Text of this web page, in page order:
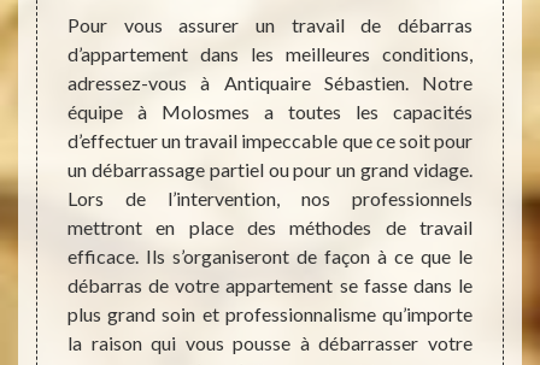
plus
vos
de
des
la
être
se
Pour vous assurer un travail de débarras
d’appartement dans les meilleures conditions,
adressez-vous à Antiquaire Sébastien. Notre
équipe à Molosmes a toutes les capacités
d’effectuer un travail impeccable que ce soit pour
un débarrassage partiel ou pour un grand vidage.
Lors de l’intervention, nos professionnels
mettront en place des méthodes de travail
efficace. Ils s’organiseront de façon à ce que le
débarras de votre appartement se fasse dans le
plus grand soin et professionnalisme qu’importe
la raison qui vous pousse à débarrasser votre
peut
un
une
sont
tous
une
en
afin